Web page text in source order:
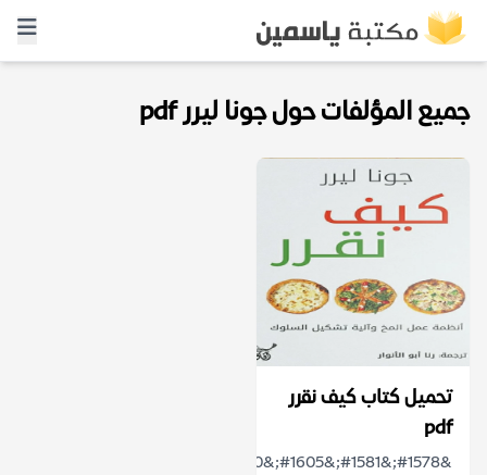
جميع المؤلفات حول جونا ليرر pdf
تحميل كتاب كيف نقرر
pdf